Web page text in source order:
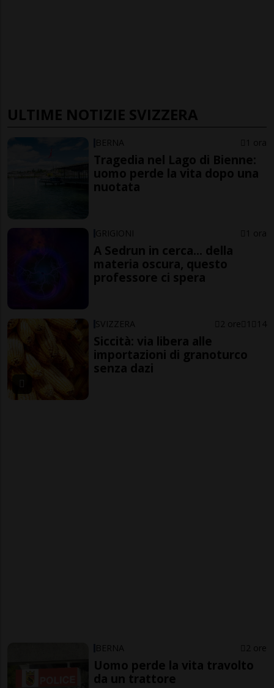
ULTIME NOTIZIE SVIZZERA
BERNA 1 ora
Tragedia nel Lago di Bienne:
uomo perde la vita dopo una
nuotata
GRIGIONI 1 ora
A Sedrun in cerca... della
materia oscura, questo
professore ci spera
SVIZZERA 2 ore 1 14
Siccità: via libera alle
importazioni di granoturco
senza dazi
BERNA 2 ore
Uomo perde la vita travolto
da un trattore